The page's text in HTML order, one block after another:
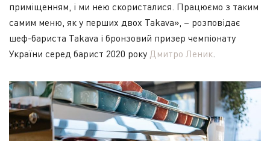
приміщенням, і ми нею скористалися. Працюємо з таким
самим меню, як у перших двох Takava», – розповідає
шеф-бариста Takava і бронзовий призер чемпіонату
України серед барист 2020 року Дмитро Леник.